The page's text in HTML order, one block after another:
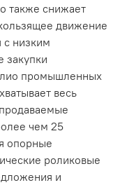
также снижает
движение
с низким
закупки
промышленных
весь
чем 25
опорные
роликовые
и